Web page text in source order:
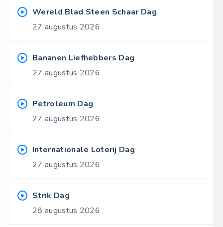
Wereld Blad Steen Schaar Dag
27 augustus 2026
Bananen Liefhebbers Dag
27 augustus 2026
Petroleum Dag
27 augustus 2026
Internationale Loterij Dag
27 augustus 2026
Strik Dag
28 augustus 2026